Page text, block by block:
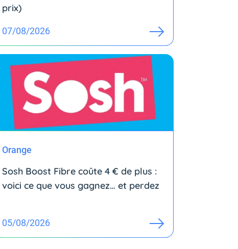
prix)
07/08/2026
Orange
Sosh Boost Fibre coûte 4 € de plus :
voici ce que vous gagnez… et perdez
05/08/2026